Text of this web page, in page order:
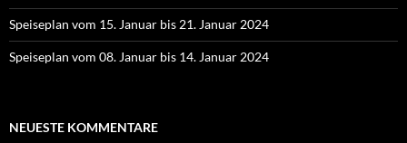
Speiseplan vom 15. Januar bis 21. Januar 2024
Speiseplan vom 08. Januar bis 14. Januar 2024
NEUESTE KOMMENTARE